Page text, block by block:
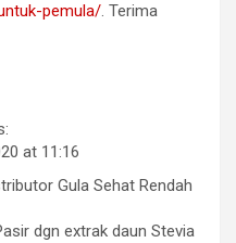
pemula/. Terima
at 11:16
Gula Sehat Rendah
dgn extrak daun Stevia